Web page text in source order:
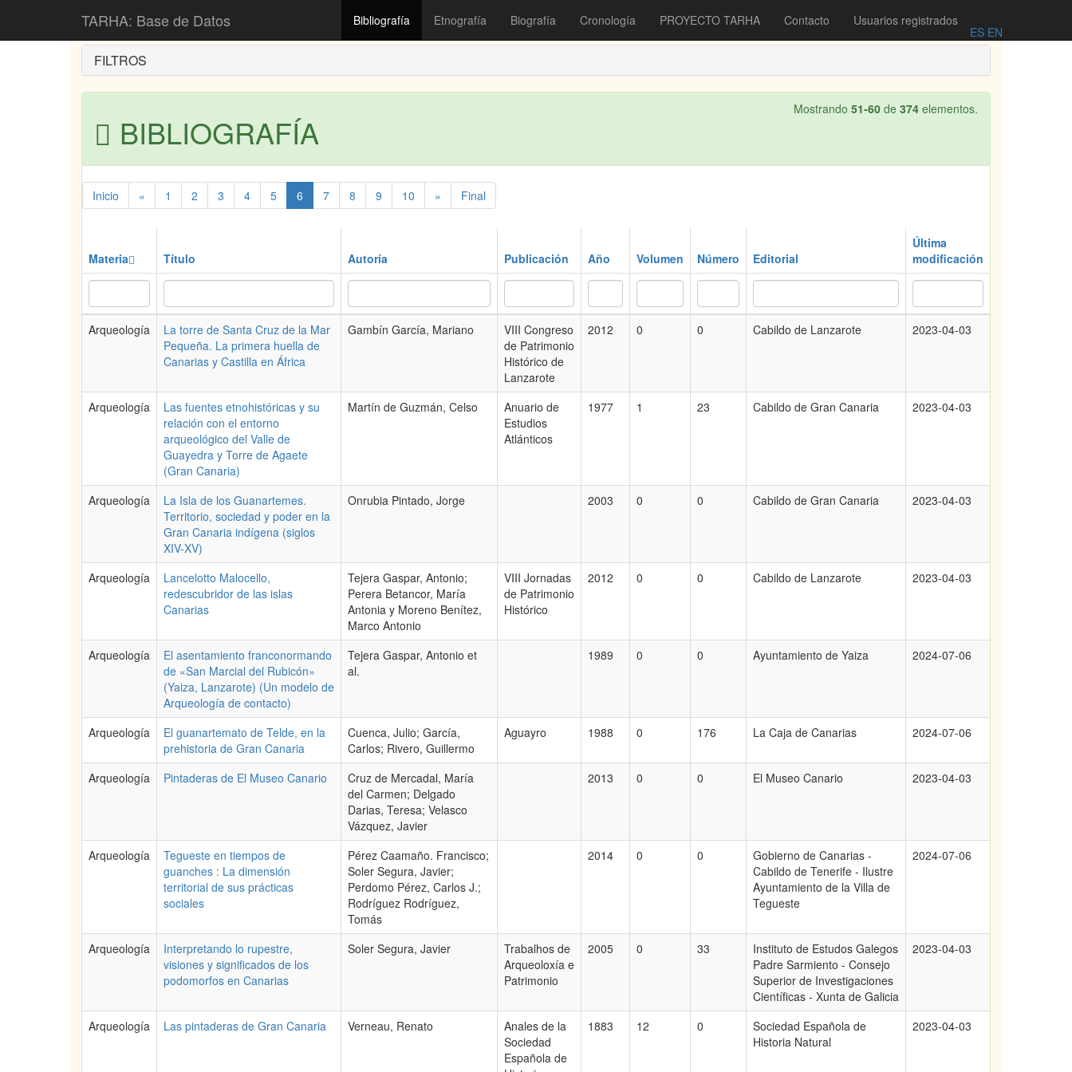
TARHA: Base de Datos Bibliografía Etnografía Biografía Cronología PROYECTO TARHA Contacto Usuarios registrados
ES EN
Inicio Bibliografía
FILTROS
Mostrando 51-60 de 374 elementos.
BIBLIOGRAFÍA
Inicio « 1 2 3 4 5 6 7 8 9 10 » Final
Materia Título Autoría Publicación Año Volumen Número Editorial
Última
modificación
Arqueología
La torre de Santa Cruz de la Mar
Pequeña. La primera huella de
Canarias y Castilla en África
Gambín García, Mariano
VIII Congreso
de Patrimonio
Histórico de
Lanzarote
2012 0 0 Cabildo de Lanzarote 2023-04-03
Arqueología
Las fuentes etnohistóricas y su
relación con el entorno
arqueológico del Valle de
Guayedra y Torre de Agaete
(Gran Canaria)
Martín de Guzmán, Celso
Anuario de
Estudios
Atlánticos
1977 1 23 Cabildo de Gran Canaria 2023-04-03
Arqueología
La Isla de los Guanartemes.
Territorio, sociedad y poder en la
Gran Canaria indígena (siglos
XIV-XV)
Onrubia Pintado, Jorge 2003 0 0 Cabildo de Gran Canaria 2023-04-03
Arqueología
Lancelotto Malocello,
redescubridor de las islas
Canarias
Tejera Gaspar, Antonio;
Perera Betancor, María
Antonia y Moreno Benítez,
Marco Antonio
VIII Jornadas
de Patrimonio
Histórico
2012 0 0 Cabildo de Lanzarote 2023-04-03
Arqueología
El asentamiento franconormando
de «San Marcial del Rubicón»
(Yaiza, Lanzarote) (Un modelo de
Arqueología de contacto)
Tejera Gaspar, Antonio et
al.
1989 0 0 Ayuntamiento de Yaiza 2024-07-06
Arqueología
El guanartemato de Telde, en la
prehistoria de Gran Canaria
Cuenca, Julio; García,
Carlos; Rivero, Guillermo
Aguayro 1988 0 176 La Caja de Canarias 2024-07-06
Arqueología Pintaderas de El Museo Canario
Cruz de Mercadal, María
del Carmen; Delgado
Darias, Teresa; Velasco
Vázquez, Javier
2013 0 0 El Museo Canario 2023-04-03
Arqueología
Tegueste en tiempos de
guanches : La dimensión
territorial de sus prácticas
sociales
Pérez Caamaño. Francisco;
Soler Segura, Javier;
Perdomo Pérez, Carlos J.;
Rodríguez Rodríguez,
Tomás
2014 0 0
Gobierno de Canarias -
Cabildo de Tenerife - Ilustre
Ayuntamiento de la Villa de
Tegueste
2024-07-06
Arqueología
Interpretando lo rupestre,
visiones y significados de los
podomorfos en Canarias
Soler Segura, Javier
Trabalhos de
Arqueoloxía e
Patrimonio
2005 0 33
Instituto de Estudos Galegos
Padre Sarmiento - Consejo
Superior de Investigaciones
Científicas - Xunta de Galicia
2023-04-03
Arqueología Las pintaderas de Gran Canaria Verneau, Renato
Anales de la
Sociedad
Española de
1883 12 0
Sociedad Española de
Historia Natural
2023-04-03